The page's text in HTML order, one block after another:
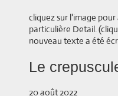
cliquez sur l'image
particulière Detail.
nouveau texte a été
Le
20 août 2022